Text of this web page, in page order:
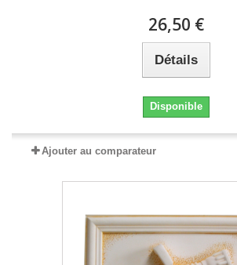
26,50 €
Détails
Disponible
Ajouter au comparateur